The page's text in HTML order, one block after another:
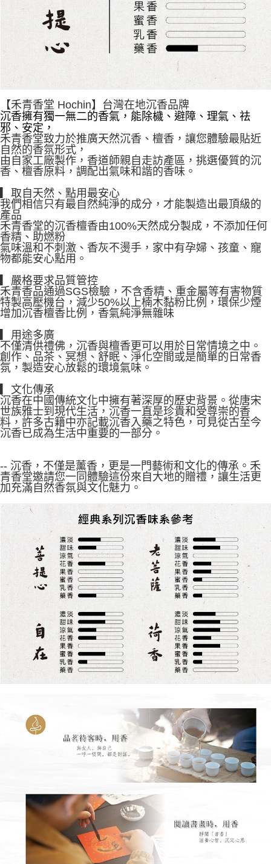
【禾青香堂 Hochin】台灣在地沉香品牌
沉香擁有獨一無二的香氣，能除檅、避障、理氣、祛
邪、安定，
禾青香堂致力於推廣天然沉香、檀香，讓您體驗最貼近
自然的香氛形式，
由自家工廠製作，香道師親自走訪產區，挑選優質的沉
香、檀香原料，調配出氣味和諧的香味。
▎取自天然、點用最安心
我們相信只有最自然純淨的成分，才能製造出最頂級的
產品
禾青香堂的沉香檀香由100%天然成分製成，不添加任何
香精、助燃粉
氣味溫和不刺激、香灰不燙手，家中有孕婦、孩童、寵
物都能安心點用。
▎嚴格要求品質管控
禾青香品通過SGS檢驗，不含香精、重金屬等有害物質
特製高壓機台，減少50%以上楠木黏粉比例，環保少煙
增加沉香檀香比例，香氣純淨無雜味
▎用途多廣
不僅清供禮佛，沉香與檀香更可以用於日常情境之中。
創作、品茶、冥想、舒眠、淨化空間或是簡單的日常香
氛，製造安心放鬆的環境氣味。
▎文化傳承
沉香在中國傳統文化中擁有著深厚的歷史背景。從唐宋
世族雅士到現代生活，沉香一直是珍貴和受尊崇的香
料，許多古籍中亦記載沉香入藥之特色，可見從古至今
沉香已成為生活中重要的一部分。
-- 沉香，不僅是薰香，更是一門藝術和文化的傳承。禾
青香堂邀請您一同體驗這份來自大地的贈禮，讓生活更
加充滿自然香氛與文化魅力。